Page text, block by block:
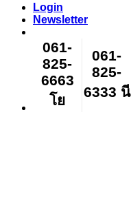
Login
Newsletter
061-
825-
6663
โย
061-
825-
6333 นี